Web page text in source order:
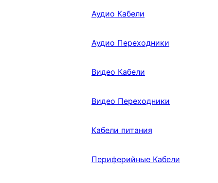
Аудио Кабели
Аудио Переходники
Видео Кабели
Видео Переходники
Кабели питания
Периферийные Кабели